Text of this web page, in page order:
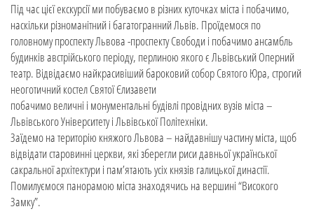
Під час цієї екскурсії ми побуваємо в різних куточках міста і побачимо,
наскільки різноманітний і багатогранний Львів. Проїдемося по
головному проспекту Львова -проспекту Свободи і побачимо ансамбль
будинків австрійського періоду, перлиною якого є Львівський Оперний
театр. Відвідаємо найкрасивіший бароковий собор Святого Юра, строгий
неоготичний костел Святої Єлизавети
побачимо величні і монументальні будівлі провідних вузів міста –
Львівського Університету і Львівської Політехніки.
Заїдемо на територію княжого Львова – найдавнішу частину міста, щоб
відвідати старовинні церкви, які зберегли риси давньої української
сакральної архітектури і пам’ятають усіх князів галицької династії.
Помилуємося панорамою міста знаходячись на вершині “Високого
Замку”.